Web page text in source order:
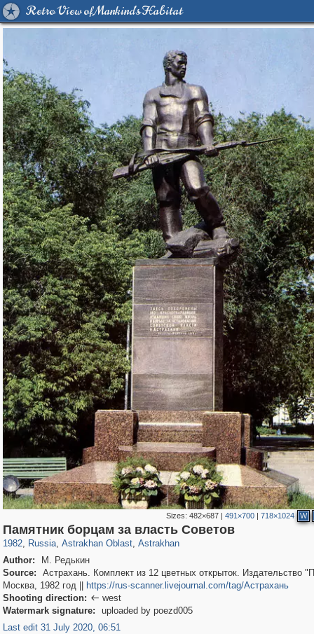
Retro View of Mankind's Habitat
Sizes: 482×687 | 491×700 | 718×1024 W
Памятник борцам за власть Советов
1982, Russia
1,406,840 29,243
, Astrakhan Oblast
2,566 21
, Astrakhan
2,237 17
Author:
М. Редькин
Source:
Астрахань. Комплект из 12 цветных открыток. Издательство
Москва, 1982 год ||
https://rus-scanner.livejournal.com/tag/Астрахань
Shooting direction:  west
Watermark signature:
uploaded by poezd005
Last edit 31 July 2020, 06:51